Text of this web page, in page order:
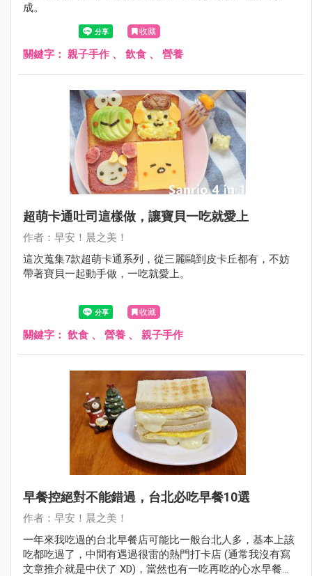
成。
收藏
關鍵字： 親子手作 、 飲食 、 營養
超萌卡通吐司這樣做，讓寶貝一吃就愛上
作者：早安！晨之美！
這次蒐集7款超萌卡通系列，從三麗鷗到皮卡丘都有，不妨
帶著寶貝一起動手做，一吃就愛上。
收藏
關鍵字： 飲食 、 營養 、 親子手作
早餐控絕對不能錯過，台北必吃早餐10選
作者：早安！晨之美！
一年來我吃過的台北早餐店可能比一般台北人多，基本上該
吃都吃過了，中間有遇過很雷的熱門打卡店 (通常我沒有寫
文章推介就是中伏了 XD)，當然也有一吃再吃的心水早餐